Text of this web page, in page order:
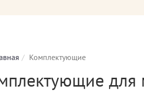
Комплектующие
для